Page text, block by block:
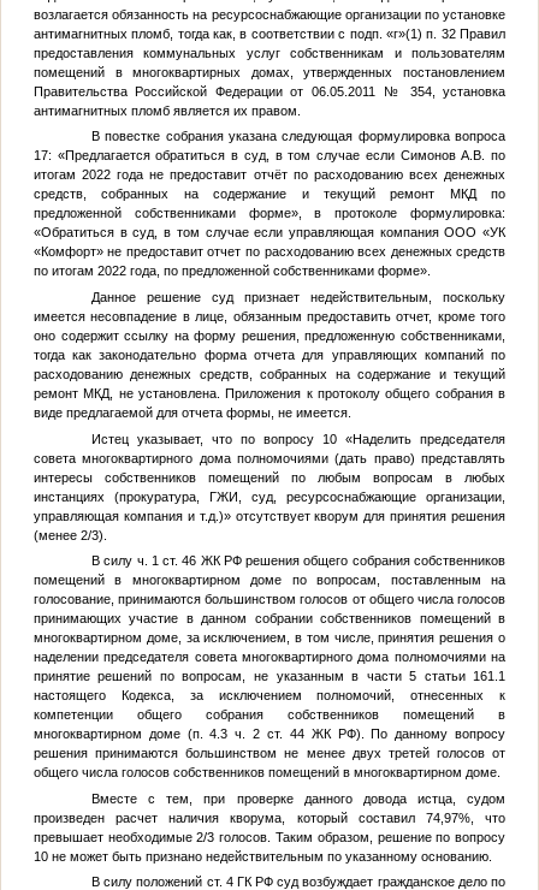
возлагается обязанность на ресурсоснабжающие организации по установке
антимагнитных пломб, тогда как, в соответствии с подп. «г»(1) п. 32 Правил
предоставления коммунальных услуг собственникам и пользователям
помещений в многоквартирных домах, утвержденных постановлением
Правительства Российской Федерации от 06.05.2011 № 354, установка
антимагнитных пломб является их правом.
В повестке собрания указана следующая формулировка вопроса
17: «Предлагается обратиться в суд, в том случае если Симонов А.В. по
итогам 2022 года не предоставит отчёт по расходованию всех денежных
средств, собранных на содержание и текущий ремонт МКД по
предложенной собственниками форме», в протоколе формулировка:
«Обратиться в суд, в том случае если управляющая компания ООО «УК
«Комфорт» не предоставит отчет по расходованию всех денежных средств
по итогам 2022 года, по предложенной собственниками форме».
Данное решение суд признает недействительным, поскольку
имеется несовпадение в лице, обязанным предоставить отчет, кроме того
оно содержит ссылку на форму решения, предложенную собственниками,
тогда как законодательно форма отчета для управляющих компаний по
расходованию денежных средств, собранных на содержание и текущий
ремонт МКД, не установлена. Приложения к протоколу общего собрания в
виде предлагаемой для отчета формы, не имеется.
Истец указывает, что по вопросу 10 «Наделить председателя
совета многоквартирного дома полномочиями (дать право) представлять
интересы собственников помещений по любым вопросам в любых
инстанциях (прокуратура, ГЖИ, суд, ресурсоснабжающие организации,
управляющая компания и т.д.)» отсутствует кворум для принятия решения
(менее 2/3).
В силу ч. 1 ст. 46 ЖК РФ решения общего собрания собственников
помещений в многоквартирном доме по вопросам, поставленным на
голосование, принимаются большинством голосов от общего числа голосов
принимающих участие в данном собрании собственников помещений в
многоквартирном доме, за исключением, в том числе, принятия решения о
наделении председателя совета многоквартирного дома полномочиями на
принятие решений по вопросам, не указанным в части 5 статьи 161.1
настоящего Кодекса, за исключением полномочий, отнесенных к
компетенции общего собрания собственников помещений в
многоквартирном доме (п. 4.3 ч. 2 ст. 44 ЖК РФ). По данному вопросу
решения принимаются большинством не менее двух третей голосов от
общего числа голосов собственников помещений в многоквартирном доме.
Вместе с тем, при проверке данного довода истца, судом
произведен расчет наличия кворума, который составил 74,97%, что
превышает необходимые 2/3 голосов. Таким образом, решение по вопросу
10 не может быть признано недействительным по указанному основанию.
В силу положений ст. 4 ГК РФ суд возбуждает гражданское дело по